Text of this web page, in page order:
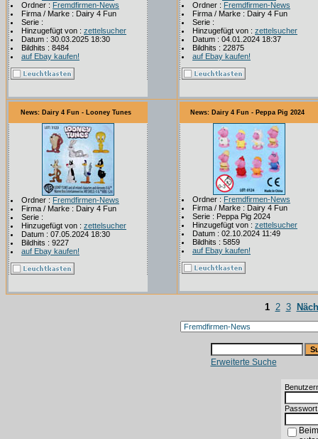
Ordner : Fremdfirmen-News
Firma / Marke : Dairy 4 Fun
Serie :
Hinzugefügt von : zettelsucher
Datum : 30.03.2025 18:30
Bildhits : 8484
auf Ebay kaufen!
Ordner : Fremdfirmen-News
Firma / Marke : Dairy 4 Fun
Serie :
Hinzugefügt von : zettelsucher
Datum : 04.01.2024 18:37
Bildhits : 22875
auf Ebay kaufen!
News: Dairy 4 Fun - Looney Tunes
Ordner : Fremdfirmen-News
Firma / Marke : Dairy 4 Fun
Serie :
Hinzugefügt von : zettelsucher
Datum : 07.05.2024 18:30
Bildhits : 9227
auf Ebay kaufen!
News: Dairy 4 Fun - Peppa Pig 2024
Ordner : Fremdfirmen-News
Firma / Marke : Dairy 4 Fun
Serie : Peppa Pig 2024
Hinzugefügt von : zettelsucher
Datum : 02.10.2024 11:49
Bildhits : 5859
auf Ebay kaufen!
1 2 3
Erweiterte Suche